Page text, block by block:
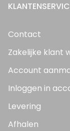
Contact
Zakelijke klant
Account
Inloggen in
Levering
Afhalen